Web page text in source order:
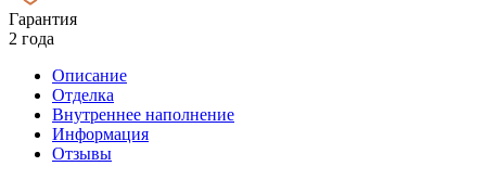
Гарантия
2 года
Описание
Отделка
Внутреннее наполнение
Информация
Отзывы